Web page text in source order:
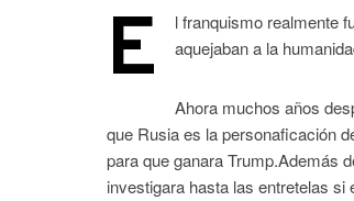
E
l franquismo realmente
aquejaban a la
Ahora muchos años
que Rusia es la personaficación
para que ganara Trump.Además
investigara hasta las entretelas si